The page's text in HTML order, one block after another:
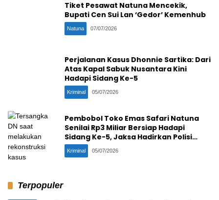
Tiket Pesawat Natuna Mencekik,
Bupati Cen Sui Lan ‘Gedor’ Kemenhub
Natuna 07/07/2026
Perjalanan Kasus Dhonnie Sartika: Dari
Atas Kapal Sabuk Nusantara Kini
Hadapi Sidang Ke-5
Kriminal 05/07/2026
Pembobol Toko Emas Safari Natuna
Senilai Rp3 Miliar Bersiap Hadapi
Sidang Ke-5, Jaksa Hadirkan Polisi
Penangkap
Kriminal 05/07/2026
Terpopuler